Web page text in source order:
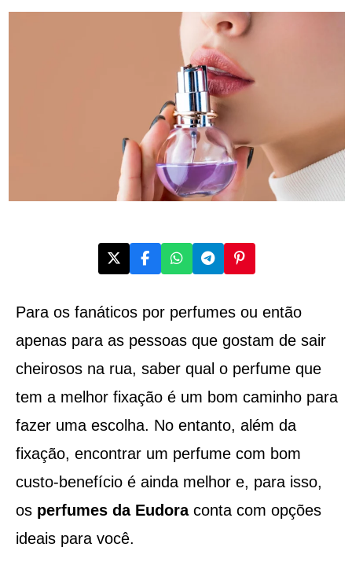
Para os fanáticos por perfumes ou então
apenas para as pessoas que gostam de sair
cheirosos na rua, saber qual o perfume que
tem a melhor fixação é um bom caminho para
fazer uma escolha. No entanto, além da
fixação, encontrar um perfume com bom
custo-benefício é ainda melhor e, para isso,
os perfumes da Eudoraconta com opções
ideais para você.